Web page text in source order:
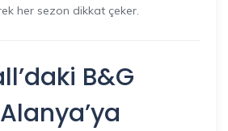
her sezon dikkat çeker.
B&G